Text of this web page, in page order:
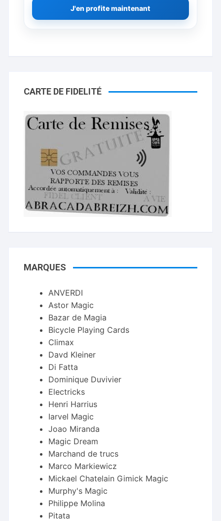
J'en profite maintenant
CARTE DE FIDELITÉ
MARQUES
ANVERDI
Astor Magic
Bazar de Magia
Bicycle Playing Cards
Climax
Davd Kleiner
Di Fatta
Dominique Duvivier
Electricks
Henri Harrius
Iarvel Magic
Joao Miranda
Magic Dream
Marchand de trucs
Marco Markiewicz
Mickael Chatelain Gimick Magic
Murphy's Magic
Philippe Molina
Pitata